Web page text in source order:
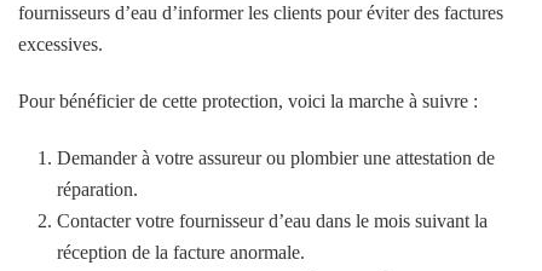
fournisseurs d’eau d’informer les clients pour éviter des factures
excessives.
Pour bénéficier de cette protection, voici la marche à suivre :
Demander à votre assureur ou plombier une attestation de
réparation.
Contacter votre fournisseur d’eau dans le mois suivant la
réception de la facture anormale.